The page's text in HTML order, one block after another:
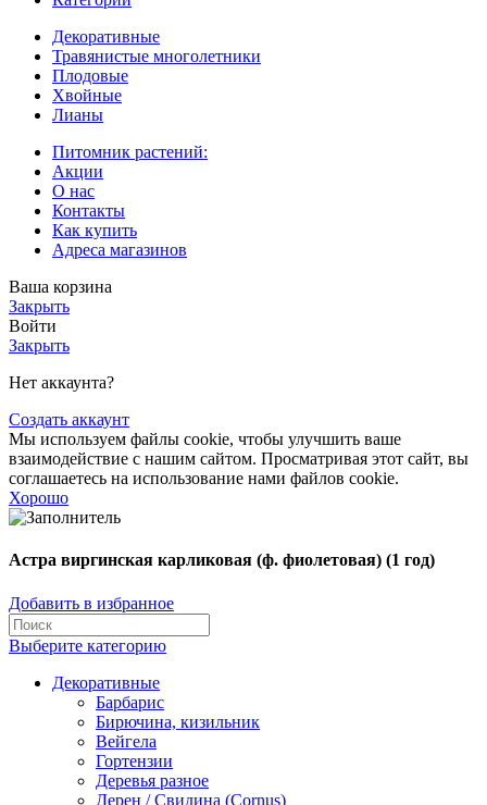
Декоративные
Травянистые многолетники
Плодовые
Хвойные
Лианы
Питомник растений:
Акции
О нас
Контакты
Как купить
Адреса магазинов
Ваша корзина
Закрыть
Войти
Закрыть
Нет аккаунта?
Создать аккаунт
Мы используем файлы cookie, чтобы улучшить ваше
взаимодействие с нашим сайтом. Просматривая этот сайт, вы
соглашаетесь на использование нами файлов cookie.
Хорошо
Астра виргинская карликовая (ф. фиолетовая) (1 год)
Добавить в избранное
Выберите категорию
Декоративные
Барбарис
Бирючина, кизильник
Вейгела
Гортензии
Деревья разное
Дерен / Свидина (Cornus)